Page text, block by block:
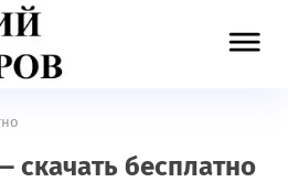
скачать бесплатно